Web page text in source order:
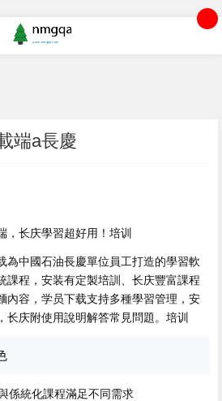
端a長慶
，长庆學習超好用！培训
為中國石油長慶單位員工打造的學習軟
課程，安装有定製培訓、长庆豐富課程
內容，学员下载支持多種學習管理，安
长庆附使用說明解答常見問題。培训
係統化課程滿足不同需求